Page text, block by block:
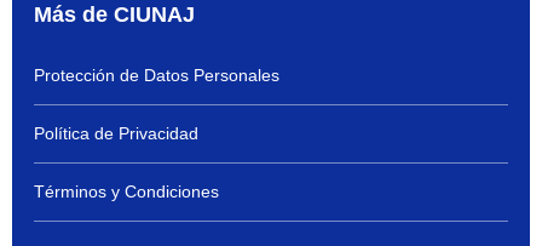
Más de CIUNAJ
Protección de Datos Personales
Política de Privacidad
Términos y Condiciones